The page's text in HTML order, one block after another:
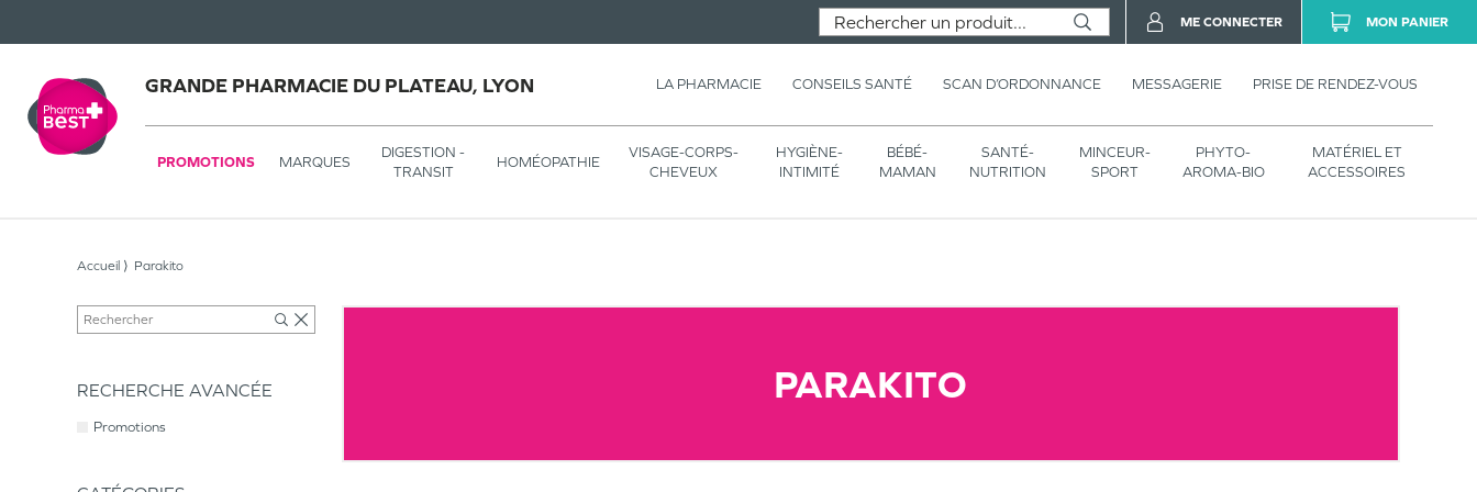
GRANDE PHARMACIE DU PLATEAU, LYON LA PHARMACIE CONSEILS SANTÉ SCAN D’ORDONNANCE MESSAGERIE PRISE DE RENDEZ-VOUS
PROMOTIONS MARQUES
DIGESTION -
TRANSIT
HOMÉOPATHIE
VISAGE-CORPS-
CHEVEUX
HYGIÈNE-
INTIMITÉ
BÉBÉ-
MAMAN
SANTÉ-
NUTRITION
MINCEUR-
SPORT
PHYTO-
AROMA-BIO
MATÉRIEL ET
ACCESSOIRES
ME CONNECTER MON PANIER
Accueil Parakito
RECHERCHE AVANCÉE
Promotions
PARAKITO